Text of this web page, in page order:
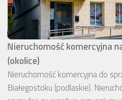
Nieruchomość komercyjna
(okolice)
Nieruchomość komercyjna do
Białegostoku (podlaskie).